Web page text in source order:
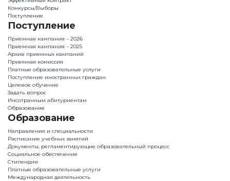
Конкурсы/Выборы
Поступление
Поступление
Приемная кампания – 2026
Приемная кампания – 2025
Архив приемных кампаний
Приемная комиссия
Платные образовательные услуги
Поступление иностранных граждан
Целевое обучение
Задать вопрос
Инсотранным абитуриентам
Образование
Образование
Направления и специальности
Расписание учебных занятий
Документы, регламентирующие образовательный процесс
Социальное обеспечение
Стипендии
Платные образовательные услуги
Международная деятельность